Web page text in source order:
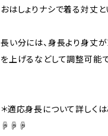
おはしょりナシで着る対丈と
長い分には、身長より身丈
を上げるなどして調整可能で
＊適応身長について詳しく
☟☟☟